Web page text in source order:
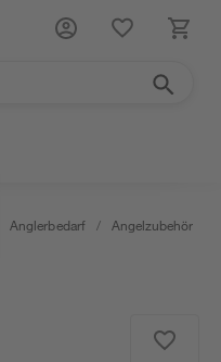
Anglerbedarf / Angelzubehör